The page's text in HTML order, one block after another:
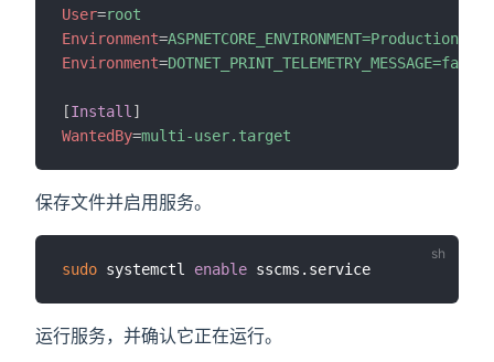
User=root
Environment=ASPNETCORE_ENVIRONMENT=Production
Environment=DOTNET_PRINT_TELEMETRY_MESSAGE=false
[Install ]
WantedBy=multi-user.target
保存文件并启用服务。
sudo systemctl enable
运行服务，并确认它正在运行。